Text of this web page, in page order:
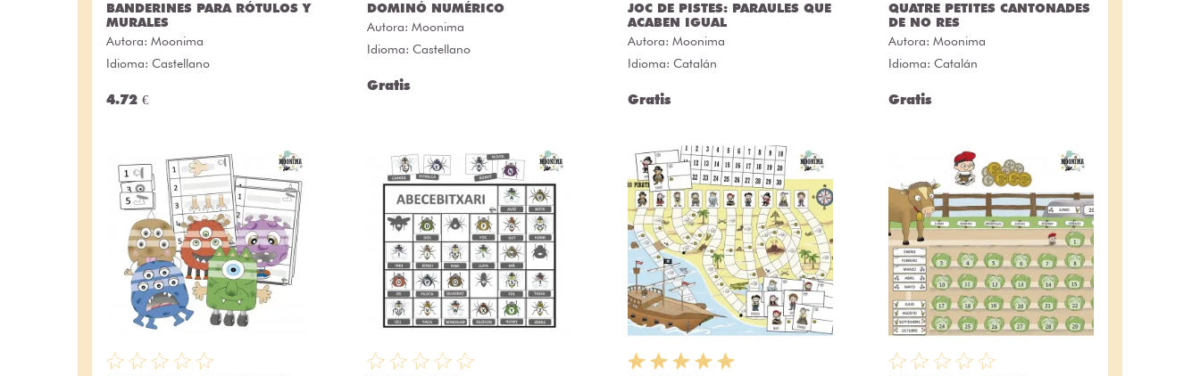
BANDERINES PARA RÓTULOS Y
MURALES
Autora: Moonima
Idioma: Castellano
4.72 €
DOMINÓ NUMÉRICO
Autora: Moonima
Idioma: Castellano
Gratis
JOC DE PISTES: PARAULES QUE
ACABEN IGUAL
Autora: Moonima
Idioma: Catalán
Gratis
QUATRE PETITES CANTONADES
DE NO RES
Autora: Moonima
Idioma: Catalán
Gratis